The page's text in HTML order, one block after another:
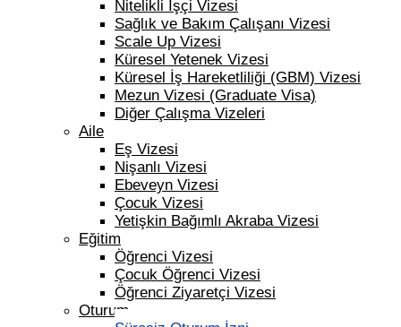
Nitelikli İşçi Vizesi
Sağlık ve Bakım Çalışanı Vizesi
Scale Up Vizesi
Küresel Yetenek Vizesi
Küresel İş Hareketliliği (GBM) Vizesi
Mezun Vizesi (Graduate Visa)
Diğer Çalışma Vizeleri
Aile
Eş Vizesi
Nişanlı Vizesi
Ebeveyn Vizesi
Çocuk Vizesi
Yetişkin Bağımlı Akraba Vizesi
Eğitim
Öğrenci Vizesi
Çocuk Öğrenci Vizesi
Öğrenci Ziyaretçi Vizesi
Oturum